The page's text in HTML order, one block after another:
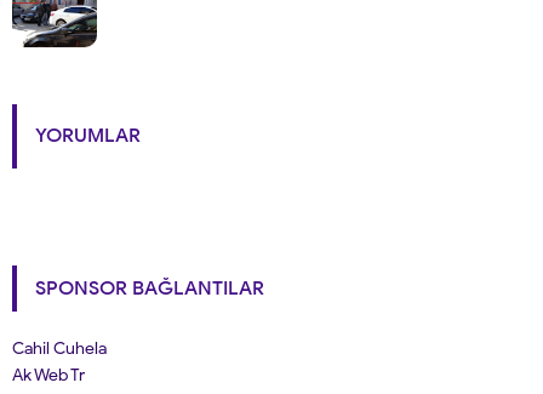
YORUMLAR
SPONSOR BAĞLANTILAR
Cahil Cuhela
Ak Web Tr